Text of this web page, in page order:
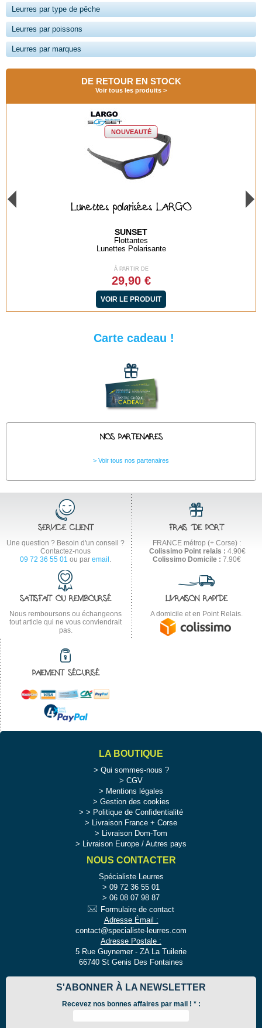
Leurres par type de pêche
Leurres par poissons
Leurres par marques
DE RETOUR EN STOCK
Voir tous les produits
Lunettes polarisées BAYA GREEN
Lunettes Polarisante
VOIR LE PRODUIT
Carte cadeau !
NOS PARTENAIRES
Voir tous nos partenaires
SERVICE CLIENT
Une question ? Besoin d'un conseil ?
Contactez-nous
09 72 36 55 01 ou par email .
FRAIS DE PORT
FRANCE métrop (+ Corse) :
Colissimo Point relais : 4.90€
Colissimo Domicile : 7.90€
SATISFAIT OU REMBOURSÉ
Nous remboursons ou échangeons
tout article qui ne vous conviendrait
pas.
LIVRAISON RAPIDE
A domicile et en Point Relais.
PAIEMENT SÉCURISÉ
LA BOUTIQUE
Qui sommes-nous ?
CGV
Mentions légales
Gestion des cookies
>
Politique de Confidentialité
Livraison France + Corse
Livraison Dom-Tom
Livraison Europe / Autres pays
NOUS CONTACTER
Spécialiste Leurres
09 72 36 55 01
06 08 07 98 87
Formulaire de contact
Adresse Émail :
contact@specialiste-leurres.com
Adresse Postale :
5 Rue Guynemer - ZA La Tuilerie
66740 St Genis Des Fontaines
S'ABONNER À LA NEWSLETTER
Recevez nos bonnes affaires par mail ! *: